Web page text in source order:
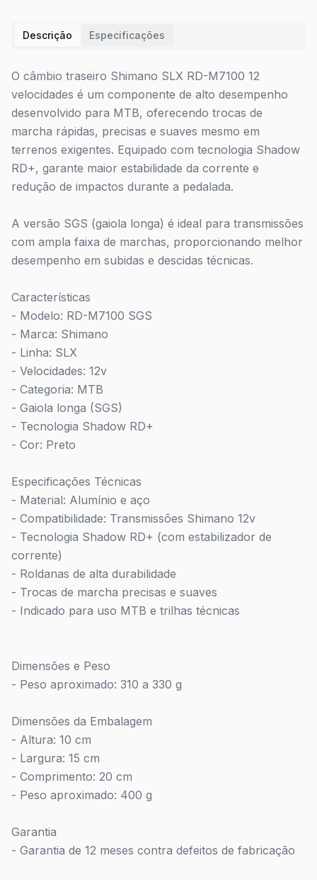
Descrição Especificações
O câmbio traseiro Shimano SLX RD-M7100 12
velocidades é um componente de alto desempenho
desenvolvido para MTB, oferecendo trocas de
marcha rápidas, precisas e suaves mesmo em
terrenos exigentes. Equipado com tecnologia Shadow
RD+, garante maior estabilidade da corrente e
redução de impactos durante a pedalada.
A versão SGS (gaiola longa) é ideal para transmissões
com ampla faixa de marchas, proporcionando melhor
desempenho em subidas e descidas técnicas.
Características
- Modelo: RD-M7100 SGS
- Marca: Shimano
- Linha: SLX
- Velocidades: 12v
- Categoria: MTB
- Gaiola longa (SGS)
- Tecnologia Shadow RD+
- Cor: Preto
Especificações Técnicas
- Material: Alumínio e aço
- Compatibilidade: Transmissões Shimano 12v
- Tecnologia Shadow RD+ (com estabilizador de
corrente)
- Roldanas de alta durabilidade
- Trocas de marcha precisas e suaves
- Indicado para uso MTB e trilhas técnicas
Dimensões e Peso
- Peso aproximado: 310 a 330 g
Dimensões da Embalagem
- Altura: 10 cm
- Largura: 15 cm
- Comprimento: 20 cm
- Peso aproximado: 400 g
Garantia
- Garantia de 12 meses contra defeitos de fabricação